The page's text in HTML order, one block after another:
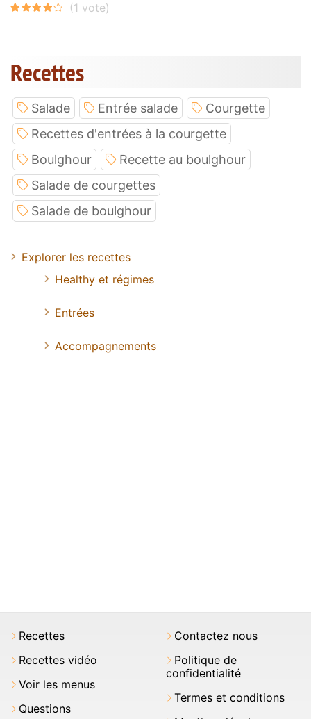
Recettes
Salade Entrée salade
Courgette
Recettes d'entrées à la courgette
Boulghour
Recette au boulghour
Salade de courgettes
Salade de boulghour
Explorer les recettes
Healthy et régimes
Entrées
Accompagnements
Recettes
Recettes vidéo
Voir les menus
Questions
Contactez nous
Politique de
confidentialité
Termes et conditions